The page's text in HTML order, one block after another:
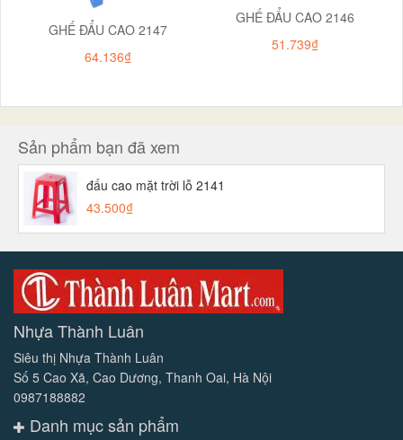
GHẾ ĐẨU CAO 2147
64.136₫
GHẾ ĐẨU CAO 2146
51.739₫
Sản phẩm bạn đã xem
đẩu cao mặt trời lỗ 2141
43.500₫
Nhựa Thành Luân
Siêu thị Nhựa Thành Luân
Số 5 Cao Xã, Cao Dương, Thanh Oai, Hà Nội
0987188882
Danh mục sản phẩm